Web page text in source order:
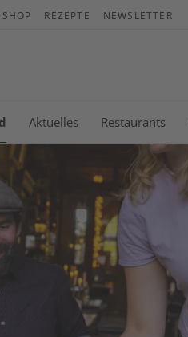
SHOP REZEPTE NEWSLETTER
Aktuelles Restaurants